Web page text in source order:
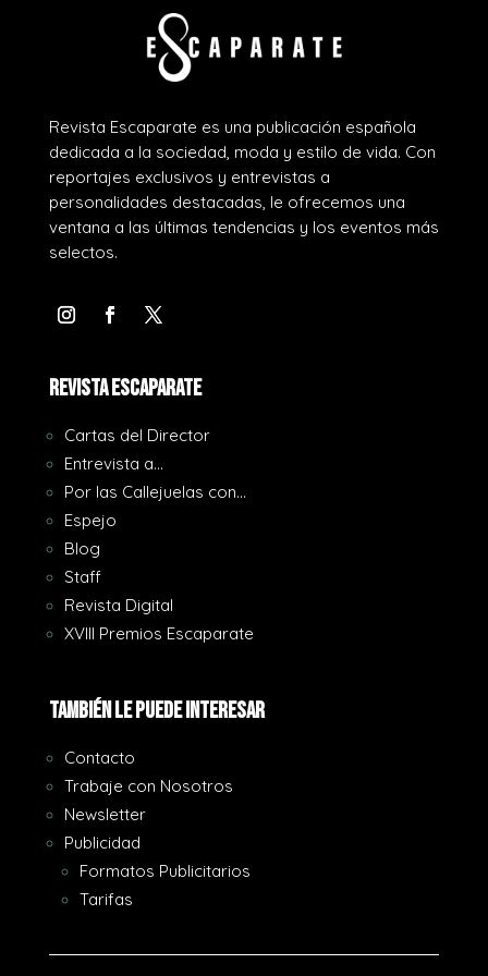
Revista Escaparate es una publicación española
dedicada a la sociedad, moda y estilo de vida. Con
reportajes exclusivos y entrevistas a
personalidades destacadas, le ofrecemos una
ventana a las últimas tendencias y los eventos más
selectos.
REVISTA ESCAPARATE
Cartas del Director
Entrevista a…
Por las Callejuelas con…
Espejo
Blog
Staff
Revista Digital
XVIII Premios Escaparate
También le puede interesar
Contacto
Trabaje con Nosotros
Newsletter
Publicidad
Formatos Publicitarios
Tarifas